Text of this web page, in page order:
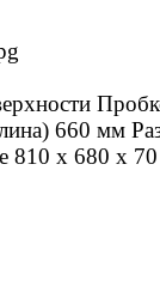
660 мм
810 x 680 x